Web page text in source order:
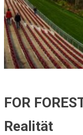
FOR
Realität